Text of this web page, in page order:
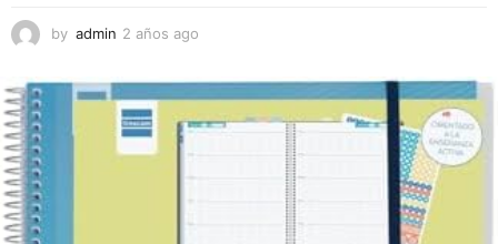
by admin 2 años ago
o
s
a